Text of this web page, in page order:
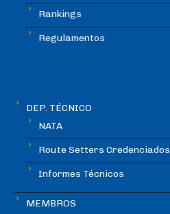
Rankings
Regulamentos
DEP. TÉCNICO
NATA
Route Setters Credenciados
Informes Técnicos
MEMBROS